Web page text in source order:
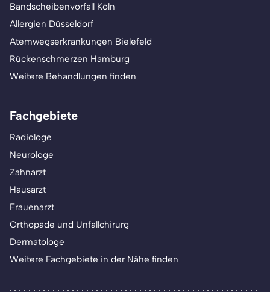
Bandscheibenvorfall Köln
Allergien Düsseldorf
Atemwegserkrankungen Bielefeld
Rückenschmerzen Hamburg
Weitere Behandlungen finden
Fachgebiete
Radiologe
Neurologe
Zahnarzt
Hausarzt
Frauenarzt
Orthopäde und Unfallchirurg
Dermatologe
Weitere Fachgebiete in der Nähe finden